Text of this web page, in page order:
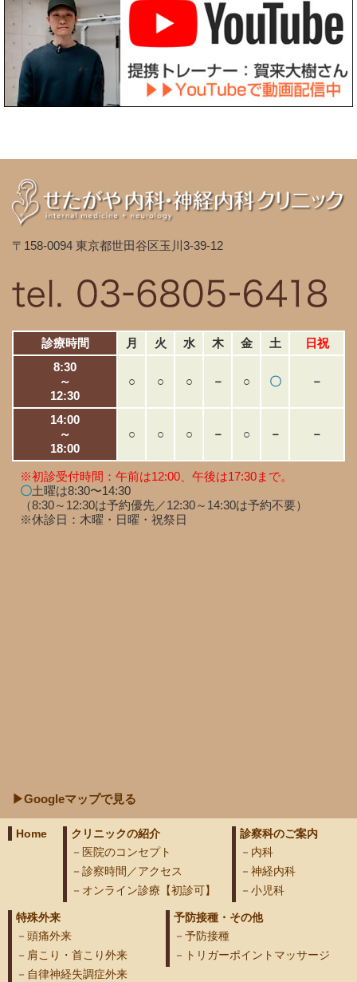
〒158-0094 東京都世田谷区玉川3-39-12
診療時間 月 火 水 木 金 土
日祝
8:30
～
12:30
○ ○ ○ － ○ 〇 －
14:00
～
18:00
○ ○ ○ － ○ － －
※初診受付時間：午前は12:00、午後は17:30まで。
〇土曜は8:30〜14:30
（8:30～12:30は予約優先／12:30～14:30は予約不要）
※休診日：木曜・日曜・祝祭日
▶Googleマップで見る
Home
クリニックの紹介
医院のコンセプト
診察時間／アクセス
オンライン診療【初診可】
診察科のご案内
内科
神経内科
小児科
特殊外来
頭痛外来
肩こり・首こり外来
自律神経失調症外来
予防接種・その他
予防接種
トリガーポイントマッサージ